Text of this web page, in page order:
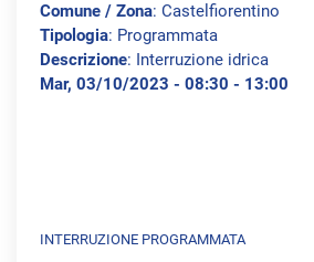
Comune / Zona: Castelfiorentino
Tipologia: Programmata
Descrizione: Interruzione idrica
Mar, 03/10/2023 - 08:30 - 13:00
INTERRUZIONE PROGRAMMATA